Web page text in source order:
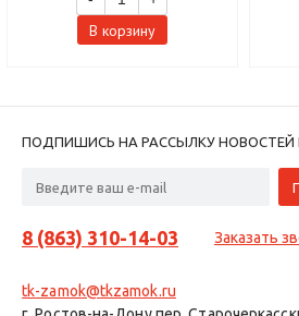
В корзину
ПОДПИШИСЬ НА РАССЫЛКУ НОВОСТЕЙ
8 (863) 310-14-03 Заказать
tk-zamok@tkzamok.ru